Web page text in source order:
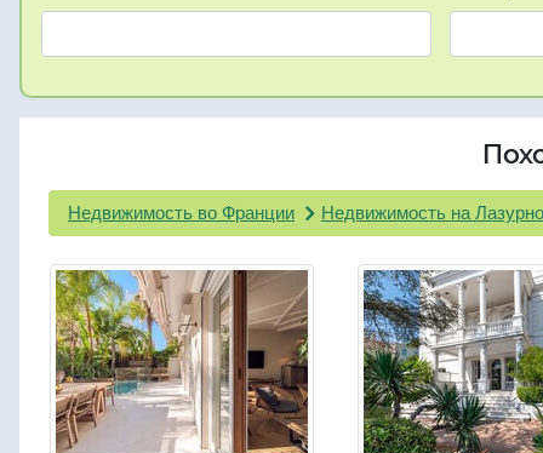
Недвижимость во Франции Недвижимость на